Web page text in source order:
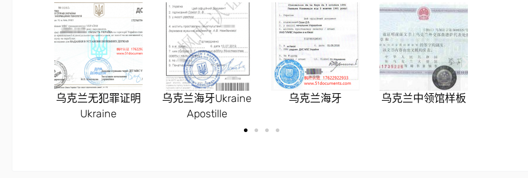
乌克兰无犯罪证明
Ukraine
乌克兰海牙Ukraine
Apostille
乌克兰海牙 乌克兰中领馆样板